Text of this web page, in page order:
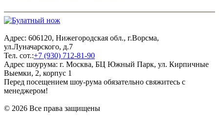
Адрес: 606120, Нижегородская обл., г.Ворсма,
ул.Луначарского, д.7
Тел. сот.:+7 (930) 712-81-90
Адрес шоурума: г. Москва, БЦ Южный Парк, ул. Кирпичные
Выемки, 2, корпус 1
Перед посещением шоу-рума обязательно свяжитесь с
менеджером!
© 2026 Все права защищены